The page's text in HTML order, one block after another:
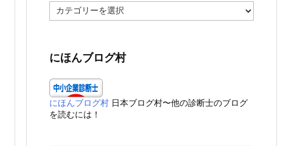
テ
ー
にほんブログ村
にほんブログ村 日本ブログ村〜他の診断士のブログ
を読むには！